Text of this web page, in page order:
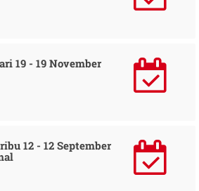
19 - 19 November
12 - 12 September